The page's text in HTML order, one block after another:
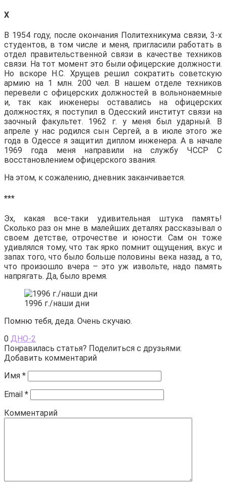
X
В 1954 году, после окончания Политехникума связи, 3-х
студентов, в том числе и меня, пригласили работать в
отдел правительственной связи в качестве техников
связи. На тот момент это были офицерские должности.
Но вскоре Н.С. Хрущев решил сократить советскую
армию на 1 млн. 200 чел. В нашем отделе техников
перевели с офицерских должностей в вольнонаемные
и, так как инженеры оставались на офицерских
должностях, я поступил в Одесский институт связи на
заочный факультет. 1962 г. у меня был ударный. В
апреле у нас родился сын Сергей, а в июле этого же
года в Одессе я защитил диплом инженера. А в начале
1969 года меня направили на службу ЧССР С
восстановлением офицерского звания.
На этом, к сожалению, дневник заканчивается.
***
Эх, какая все-таки удивительная штука память!
Сколько раз он мне в малейших деталях рассказывал о
своем детстве, отрочестве и юности. Сам он тоже
удивлялся тому, что так ярко помнит ощущения, вкус и
запах того, что было больше половины века назад, а то,
что произошло вчера – это уж извольте, надо память
напрягать. Да, было время.
1996 г./наши дни
Помню тебя, деда. Очень скучаю.
0 ДНО-2
Понравилась статья? Поделиться с друзьями:
Добавить комментарий
Имя *
Email *
Комментарий